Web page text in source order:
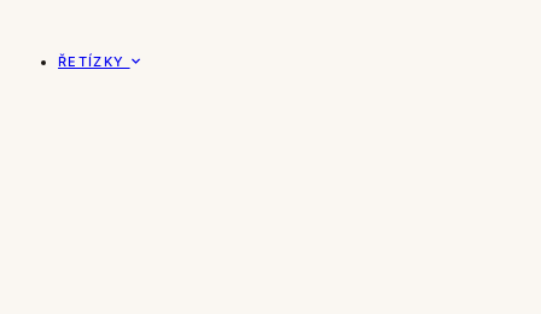
ŘETÍZKY